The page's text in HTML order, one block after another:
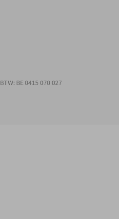
BTW: BE 0415 070 027